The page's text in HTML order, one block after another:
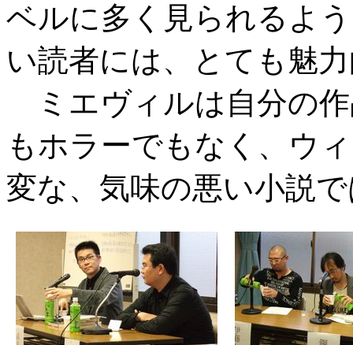
ベルに多く見られるよ
い読者には、とても魅
ミエヴィルは自分の
もホラーでもなく、ウ
変な、気味の悪い小説